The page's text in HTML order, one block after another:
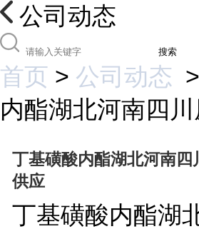
公司动态
搜索
首页 > 公司动态 >
内酯湖北河南四
丁基磺酸内酯湖北河南四
供应
丁基磺酸内酯湖